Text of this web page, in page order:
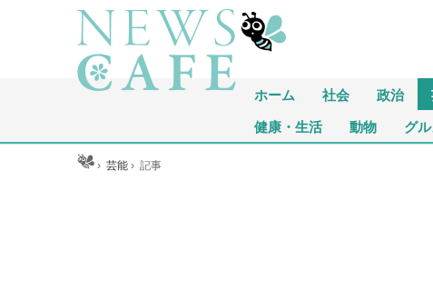
ホーム 社会 政治
健康・生活 動物 グル
ホーム ›芸能 ›記事